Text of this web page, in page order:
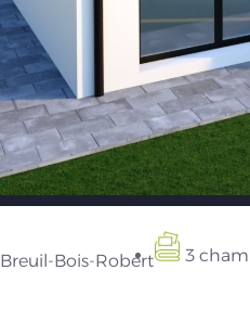
Breuil-Bois-Robert 3